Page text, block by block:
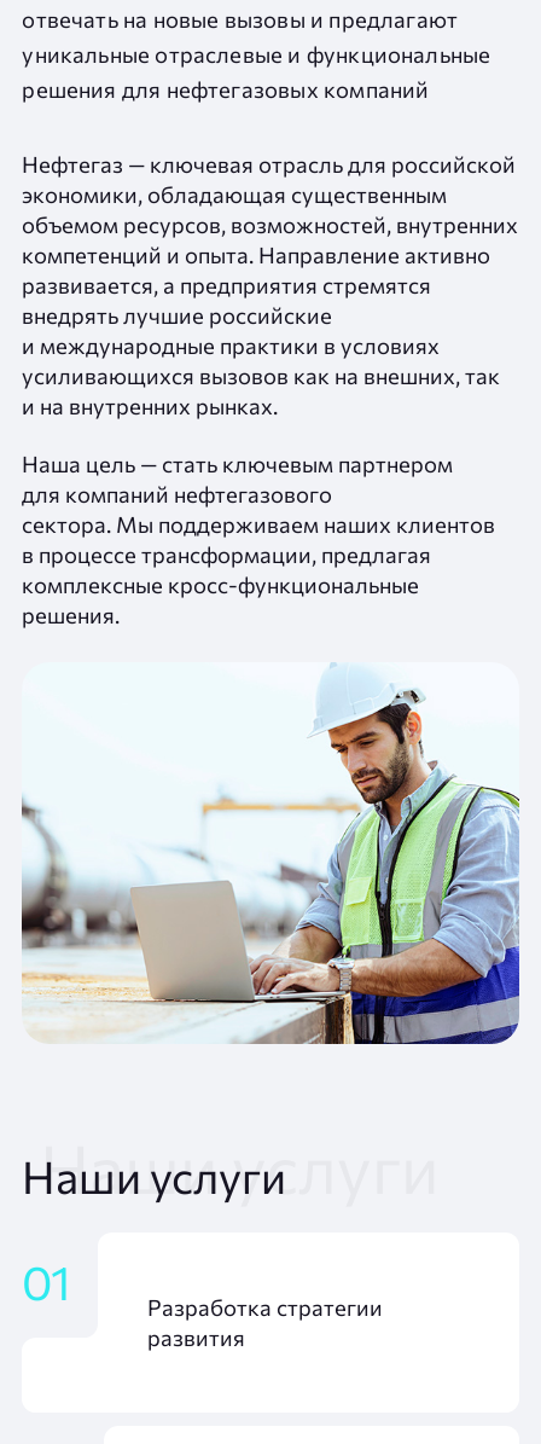
отвечать на новые вызовы и предлагают
уникальные отраслевые и функциональные
решения для нефтегазовых компаний
Нефтегаз — ключевая отрасль для российской
экономики, обладающая существенным
объемом ресурсов, возможностей, внутренних
компетенций и опыта. Направление активно
развивается, а предприятия стремятся
внедрять лучшие российские
и международные практики в условиях
усиливающихся вызовов как на внешних, так
и на внутренних рынках.
Наша цель — стать ключевым партнером
для компаний нефтегазового
сектора. Мы поддерживаем наших клиентов
в процессе трансформации, предлагая
комплексные кросс‑функциональные
решения.
Наши услуги
01
Разработка стратегии
развития